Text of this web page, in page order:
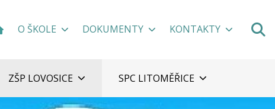
O ŠKOLE DOKUMENTY KONTAKTY
ZŠP LOVOSICE SPC LITOMĚŘICE